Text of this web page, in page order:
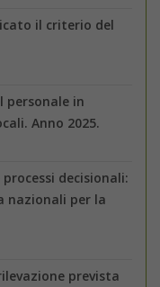
il criterio del
personale in
Anno 2025.
decisionali:
nazionali per la
prevista